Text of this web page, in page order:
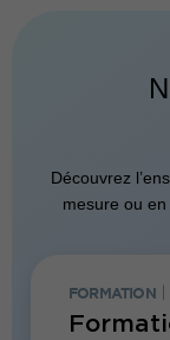
Découvrez
mesure ou
FORMATION